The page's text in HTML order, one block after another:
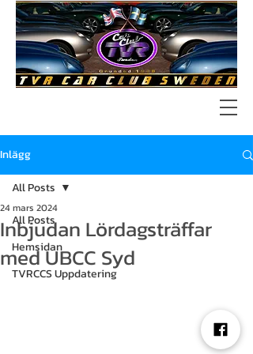
Inlägg
All Posts
Hemsidan
TVRCCS Uppdatering
All Posts
Inbjudan Lördagsträffar
med UBCC Syd
24 mars 2024